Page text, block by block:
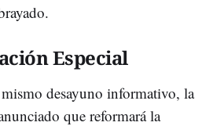
Especial
desayuno informativo, la
que reformará la